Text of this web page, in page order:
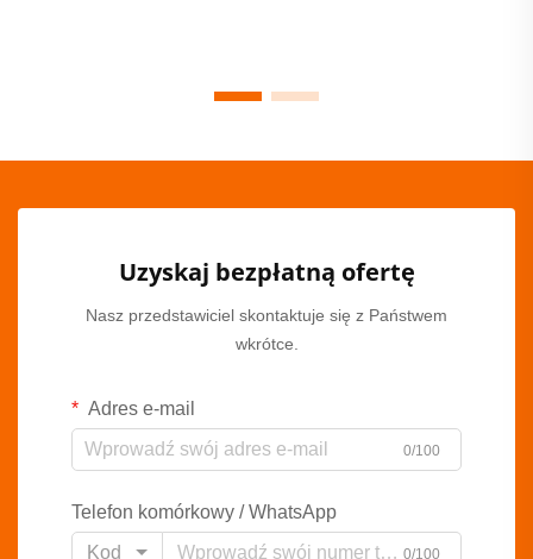
Uzyskaj bezpłatną ofertę
Nasz przedstawiciel skontaktuje się z Państwem
wkrótce.
Adres e-mail
0/100
Telefon komórkowy / WhatsApp
Kod
0/100